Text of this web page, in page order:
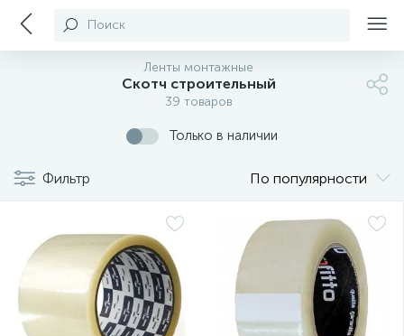
Поиск
Ленты монтажные
Скотч строительный
39 товаров
Только в наличии
Фильтр По популярности